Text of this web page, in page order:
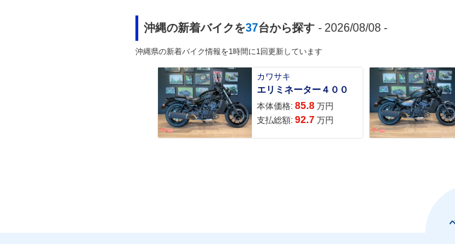
沖縄の新着バイクを37台から探す - 2026/08/08 -
沖縄県の新着バイク情報を1時間に1回更新しています
カワサキ
エリミネーター４００
本体価格: 85.8 万円
支払総額: 92.7 万円